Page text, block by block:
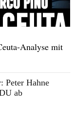
Analyse mit
Peter Hahne
ab